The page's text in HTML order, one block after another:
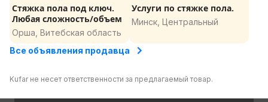
Стяжка пола под ключ.
Любая сложность/объем
Орша, Витебская область
Услуги по стяжке пола.
Минск, Центральный
Все объявления продавца
Kufar не несет ответственности за предлагаемый товар.